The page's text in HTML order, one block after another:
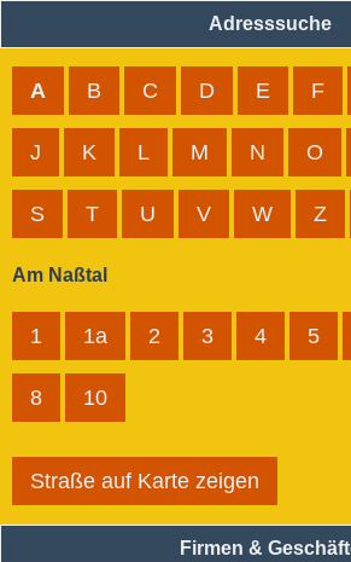
Adresssuche
A B C D E F
J K L M N O
S T U V W Z
Am Naßtal
1 1a 2 3 4 5
8 10
Straße auf Karte zeigen
Firmen &